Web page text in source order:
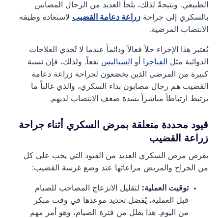
الطبيعي. ونتيجةً لذلك، يلجأ العديد من الرجال المصابين
بالسكري إلى جراحة زراعة دعامة القضيب لاستعادة وظيفة
الانتصاب المرضية.
يُعتبر هذا الإجراء حلاً فعالاً ودائماً عندما لا تُجدي العلاجات
الدوائية مثل
الفياجرا أو السياليس نفعاً. ولذلك، فإن نسبة
كبيرة من المرضى الذين يخضعون لجراحة زراعة دعامة
القضيب هم رجال مصابون بداء السكري، والذي غالباً ما
يرتبط ارتباطاً مباشراً بشدة ضعف الانتصاب لديهم.
قيود محددة متعلقة بمرض السكري أثناء جراحة
زراعة القضيب
يفرض مرض السكري العديد من القيود التي يجب على كل
من الجراح والمريض مراعاتها عند وضع غرسة القضيب:
توقيت العملية: لتقليل الانزعاج المصاحب للصيام
قبل العملية، يُفضل تحديد موعدها في وقت مبكر
من اليوم. هذا يقلل من فترة الصيام، وهو أمر مهم